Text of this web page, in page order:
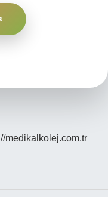
medikalkolej.com.tr